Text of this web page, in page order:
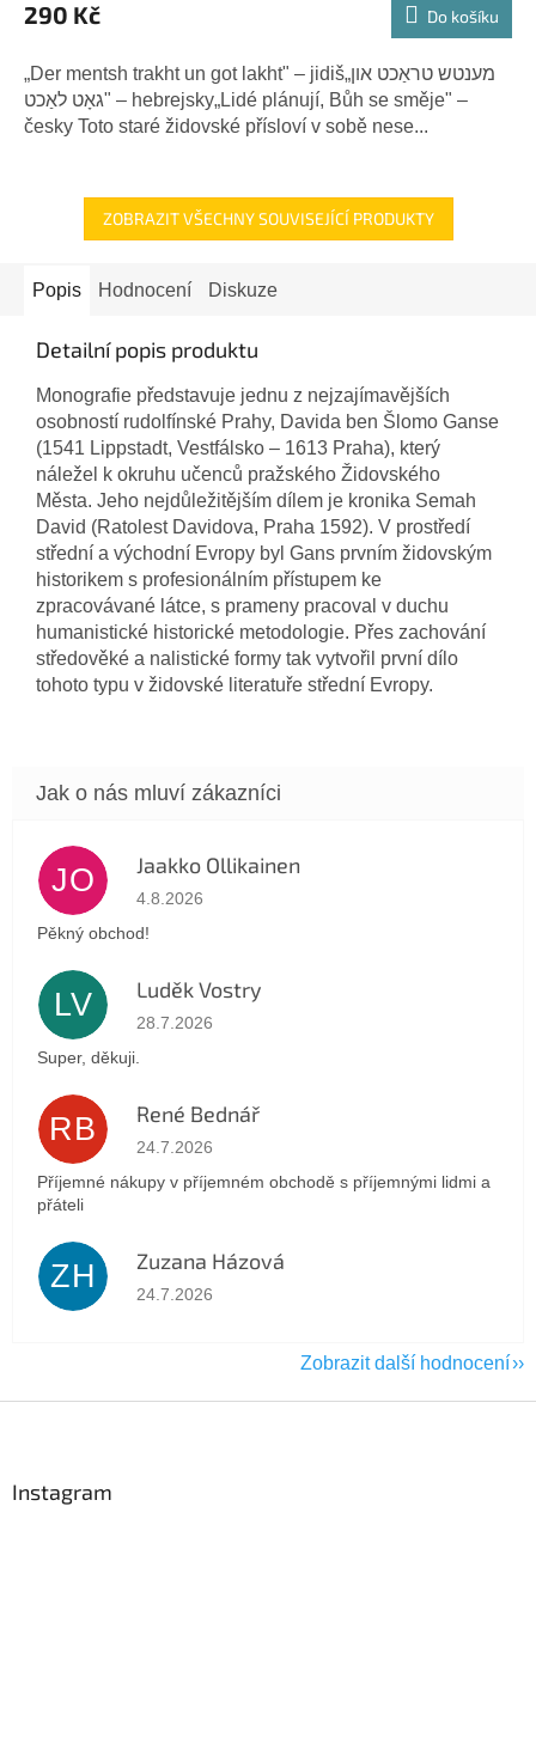
produktu
5,0
z
5
290 Kč Do košíku
„Der mentsh trakht un got lakht" – jidiš„מענטש טראַכט און
גאָט לאַכט" – hebrejsky„Lidé plánují, Bůh se směje" –
česky Toto staré židovské přísloví v sobě nese...
ZOBRAZIT VŠECHNY SOUVISEJÍCÍ PRODUKTY
Popis Hodnocení Diskuze
Detailní popis produktu
Monografie představuje jednu z nejzajímavějších
osobností rudolfínské Prahy, Davida ben Šlomo Ganse
(1541 Lippstadt, Vestfálsko – 1613 Praha), který
náležel k okruhu učenců pražského Židovského
Města. Jeho nejdůležitějším dílem je kronika Semah
David (Ratolest Davidova, Praha 1592). V prostředí
střední a východní Evropy byl Gans prvním židovským
historikem s profesionálním přístupem ke
zpracovávané látce, s prameny pracoval v duchu
humanistické historické metodologie. Přes zachování
středověké a nalistické formy tak vytvořil první dílo
tohoto typu v židovské literatuře střední Evropy.
JO Jaakko Ollikainen
Hodnocení obchodu je 5 z 5 hvězdiček.
4.8.2026
Pěkný obchod!
LV Luděk Vostry
Hodnocení obchodu je 5 z 5 hvězdiček.
28.7.2026
Super, děkuji.
RB René Bednář
Hodnocení obchodu je 5 z 5 hvězdiček.
24.7.2026
Příjemné nákupy v příjemném obchodě s příjemnými lidmi a
přáteli
ZH Zuzana Házová
Hodnocení obchodu je 5 z 5 hvězdiček.
24.7.2026
Zobrazit další hodnocení
Instagram